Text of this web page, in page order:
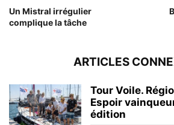
Un Mistral irrégulier
complique la tâche
ARTICLES
Tour Voile.
Espoir
édition